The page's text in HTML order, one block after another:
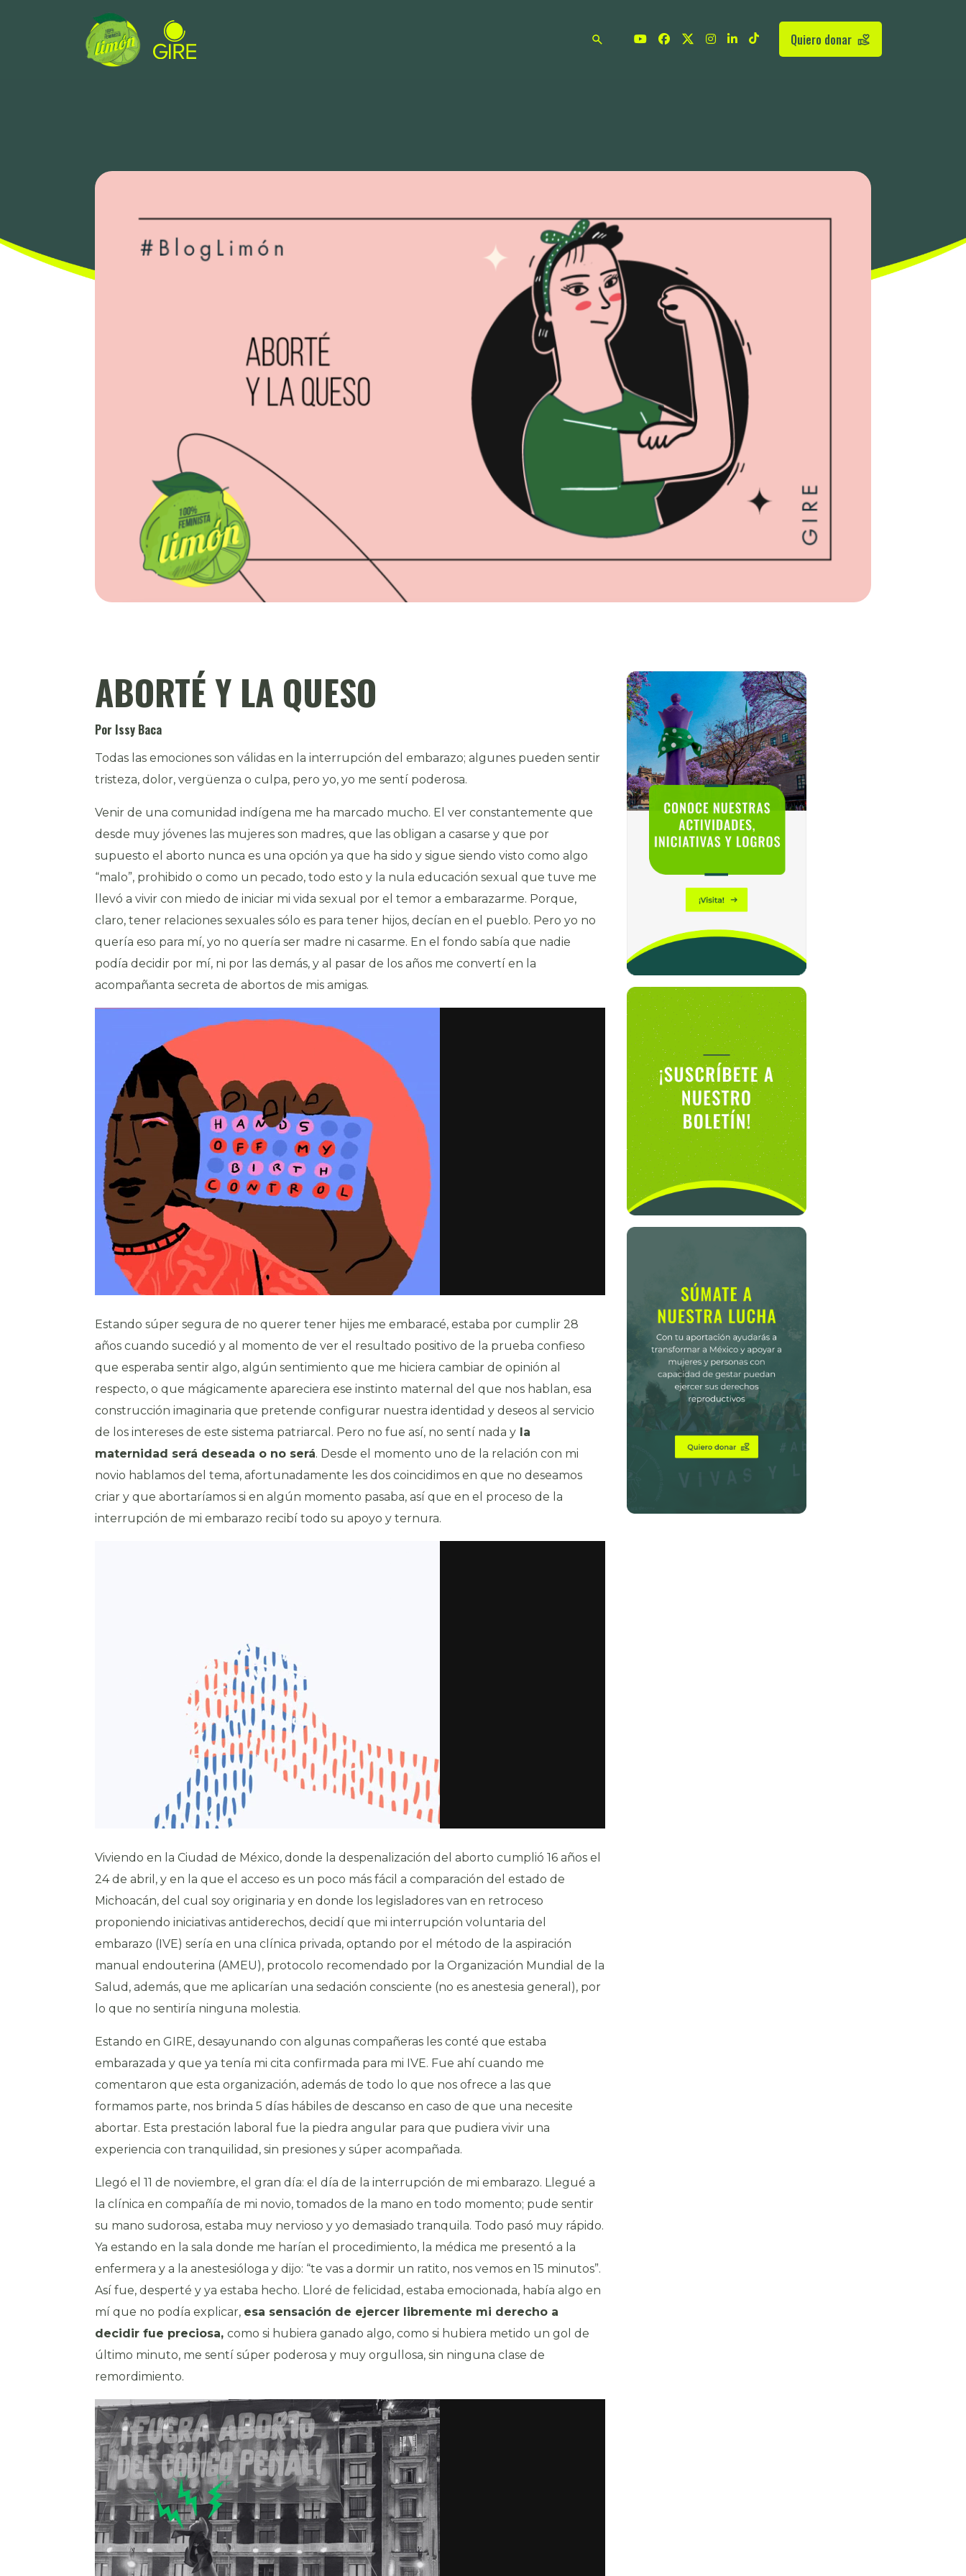
Quiero donar
ABORTÉ Y LA QUESO
Por Issy Baca
Todas las emociones son válidas en la interrupción del embarazo; algunes pueden sentir
tristeza, dolor, vergüenza o culpa, pero yo, yo me sentí poderosa.
Venir de una comunidad indígena me ha marcado mucho. El ver constantemente que
desde muy jóvenes las mujeres son madres, que las obligan a casarse y que por
supuesto el aborto nunca es una opción ya que ha sido y sigue siendo visto como algo
“malo”, prohibido o como un pecado, todo esto y la nula educación sexual que tuve me
llevó a vivir con miedo de iniciar mi vida sexual por el temor a embarazarme. Porque,
claro, tener relaciones sexuales sólo es para tener hijos, decían en el pueblo. Pero yo no
quería eso para mí, yo no quería ser madre ni casarme. En el fondo sabía que nadie
podía decidir por mí, ni por las demás, y al pasar de los años me convertí en la
acompañanta secreta de abortos de mis amigas.
Estando súper segura de no querer tener hijes me embaracé, estaba por cumplir 28
años cuando sucedió y al momento de ver el resultado positivo de la prueba confieso
que esperaba sentir algo, algún sentimiento que me hiciera cambiar de opinión al
respecto, o que mágicamente apareciera ese instinto maternal del que nos hablan, esa
construcción imaginaria que pretende configurar nuestra identidad y deseos al servicio
de los intereses de este sistema patriarcal. Pero no fue así, no sentí nada y la
maternidad será deseada o no será. Desde el momento uno de la relación con mi
novio hablamos del tema, afortunadamente les dos coincidimos en que no deseamos
criar y que abortaríamos si en algún momento pasaba, así que en el proceso de la
interrupción de mi embarazo recibí todo su apoyo y ternura.
Viviendo en la Ciudad de México, donde la despenalización del aborto cumplió 16 años el
24 de abril, y en la que el acceso es un poco más fácil a comparación del estado de
Michoacán, del cual soy originaria y en donde los legisladores van en retroceso
proponiendo iniciativas antiderechos, decidí que mi interrupción voluntaria del
embarazo (IVE) sería en una clínica privada, optando por el método de la aspiración
manual endouterina (AMEU), protocolo recomendado por la Organización Mundial de la
Salud, además, que me aplicarían una sedación consciente (no es anestesia general), por
lo que no sentiría ninguna molestia.
Estando en GIRE, desayunando con algunas compañeras les conté que estaba
embarazada y que ya tenía mi cita confirmada para mi IVE. Fue ahí cuando me
comentaron que esta organización, además de todo lo que nos ofrece a las que
formamos parte, nos brinda 5 días hábiles de descanso en caso de que una necesite
abortar. Esta prestación laboral fue la piedra angular para que pudiera vivir una
experiencia con tranquilidad, sin presiones y súper acompañada.
Llegó el 11 de noviembre, el gran día: el día de la interrupción de mi embarazo. Llegué a
la clínica en compañía de mi novio, tomados de la mano en todo momento; pude sentir
su mano sudorosa, estaba muy nervioso y yo demasiado tranquila. Todo pasó muy rápido.
Ya estando en la sala donde me harían el procedimiento, la médica me presentó a la
enfermera y a la anestesióloga y dijo: “te vas a dormir un ratito, nos vemos en 15 minutos”.
Así fue, desperté y ya estaba hecho. Lloré de felicidad, estaba emocionada, había algo en
mí que no podía explicar, esa sensación de ejercer libremente mi derecho a
decidir fue preciosa, como si hubiera ganado algo, como si hubiera metido un gol de
último minuto, me sentí súper poderosa y muy orgullosa, sin ninguna clase de
remordimiento.